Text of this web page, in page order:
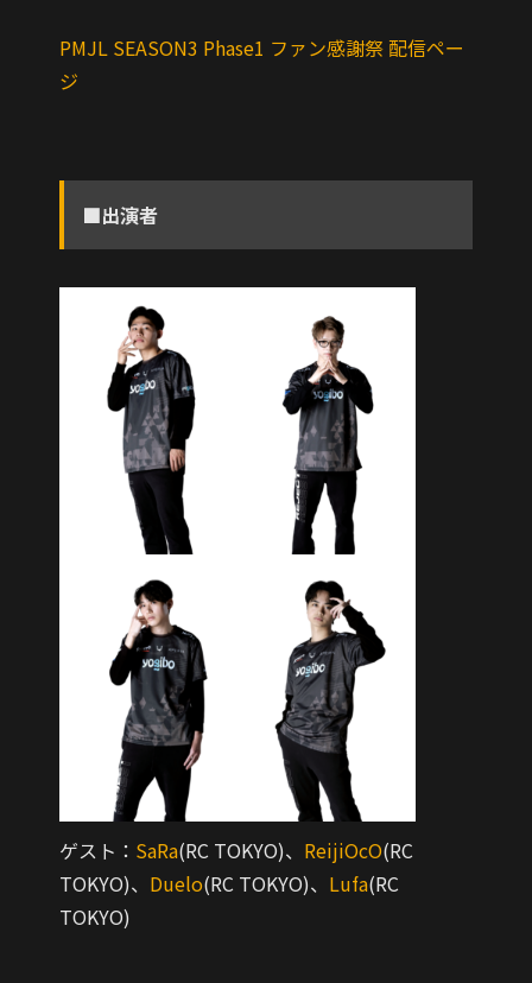
PMJL SEASON3 Phase1 ファン感謝祭 配信ペー
ジ
■出演者
ゲスト： SaRa(RC TOKYO)、 ReijiOcO(RC
TOKYO)、 Duelo(RC TOKYO)、 Lufa(RC
TOKYO)